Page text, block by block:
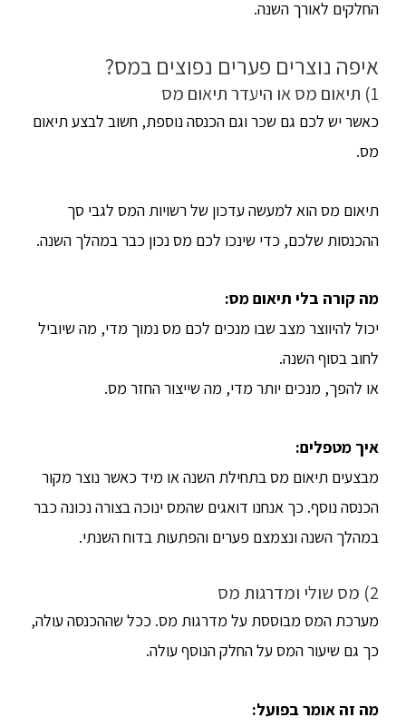
החלקים לאורך השנה.
איפה נוצרים פערים נפוצים במס?
1) תיאום מס או היעדר תיאום מס
כאשר יש לכם גם שכר וגם הכנסה נוספת, חשוב לבצע תיאום
מס.
תיאום מס הוא למעשה עדכון של רשויות המס לגבי סך
ההכנסות שלכם, כדי שינכו לכם מס נכון כבר במהלך השנה.
מה קורה בלי תיאום מס:
יכול להיווצר מצב שבו מנכים לכם מס נמוך מדי, מה שיוביל
לחוב בסוף השנה.
או להפך, מנכים יותר מדי, מה שייצור החזר מס.
איך מטפלים:
מבצעים תיאום מס בתחילת השנה או מיד כאשר נוצר מקור
הכנסה נוסף. כך אנחנו דואגים שהמס ינוכה בצורה נכונה כבר
במהלך השנה ונצמצם פערים והפתעות בדוח השנתי.
2) מס שולי ומדרגות מס
מערכת המס מבוססת על מדרגות מס. ככל שההכנסה עולה,
כך גם שיעור המס על החלק הנוסף עולה.
מה זה אומר בפועל: